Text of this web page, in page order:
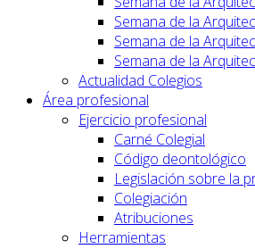
Semana de la
Semana de la
Semana de la
Actualidad Colegios
Área profesional
Ejercicio profesional
Carné Colegial
Código deontológico
Legislación sobre la
Colegiación
Atribuciones
Herramientas